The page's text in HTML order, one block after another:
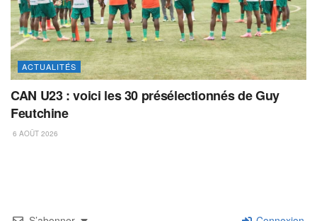
ACTUALITÉS
CAN U23 : voici les 30 présélectionnés de Guy
Feutchine
6 AOÛT 2026